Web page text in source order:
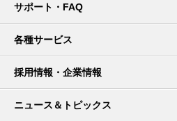
サポート・FAQ
各種サービス
採用情報・企業情報
ニュース＆トピックス